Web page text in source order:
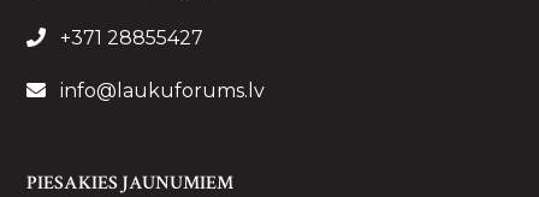
+371 28855427
info@laukuforums.lv
PIESAKIES JAUNUMIEM